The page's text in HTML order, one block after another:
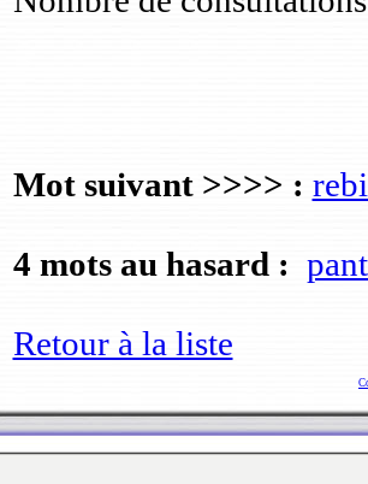
Mot suivant >>>> :
4 mots au hasard :
Retour à la liste